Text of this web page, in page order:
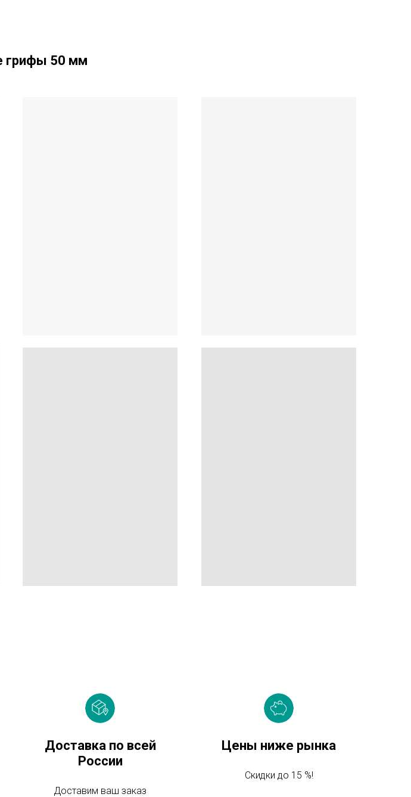
грифы 50 мм
Доставка по всей
России
Доставим ваш заказ
Цены ниже рынка
Скидки до 15 %!